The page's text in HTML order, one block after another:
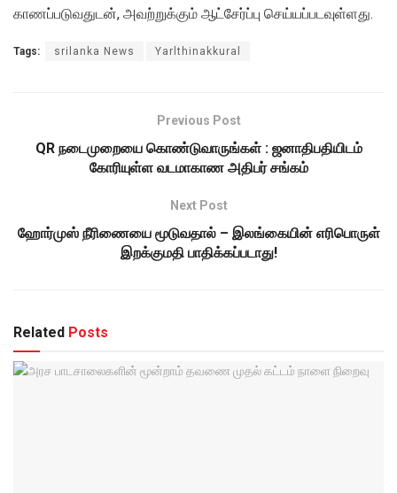
காணப்படுவதுடன், அவற்றுக்கும் ஆட்சேர்ப்பு செய்யப்படவுள்ளது.
Tags: srilanka News Yarlthinakkural
Previous Post
QR நடைமுறையை கொண்டுவாருங்கள் : ஜனாதிபதியிடம்
கோரியுள்ள வடமாகாண அதிபர் சங்கம்
Next Post
ஹோர்முஸ் நீரிணையை மூடுவதால் – இலங்கையின் எரிபொருள்
இறக்குமதி பாதிக்கப்படாது!
Related Posts